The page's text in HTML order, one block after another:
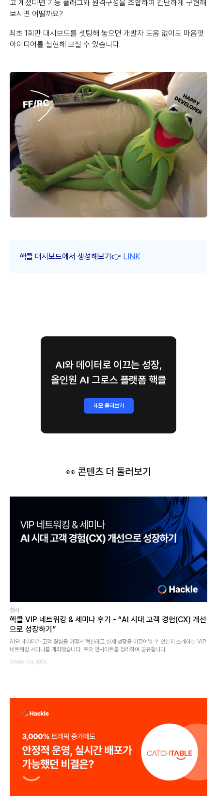
고 계셨다면 기능 플래그와 원격구성을 조합하여 간단하게 구현해
보시면 어떨까요?
최초 1회만 대시보드를 셋팅해 놓으면 개발자 도움 없이도 마음껏
아이디어를 실현해 보실 수 있습니다.
핵클 대시보드에서 생성해보기👉 LINK
AI와 데이터로 이끄는 성장,
올인원 AI 그로스 플랫폼 핵클
데모 둘러보기
👀 콘텐츠 더 둘러보기
행사
핵클 VIP 네트워킹 & 세미나 후기 - “AI 시대 고객 경험(CX) 개선
으로 성장하기”
AI와 데이터가 고객 경험을 어떻게 혁신하고 실제 성장을 이끌어낼 수 있는지 소개하는 VIP
네트워킹 세미나를 개최했습니다. 주요 인사이트를 정리하여 공유합니다.
October 24, 2025